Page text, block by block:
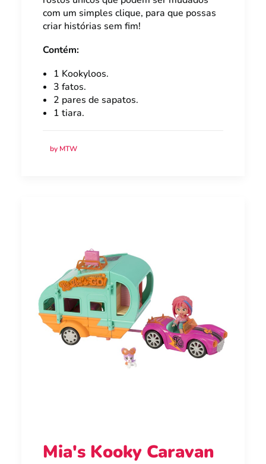
com um simples clique, para que possas
criar histórias sem fim!
Contém:
1 Kookyloos.
3 fatos.
2 pares de sapatos.
1 tiara.
by MTW
Mia's Kooky Caravan